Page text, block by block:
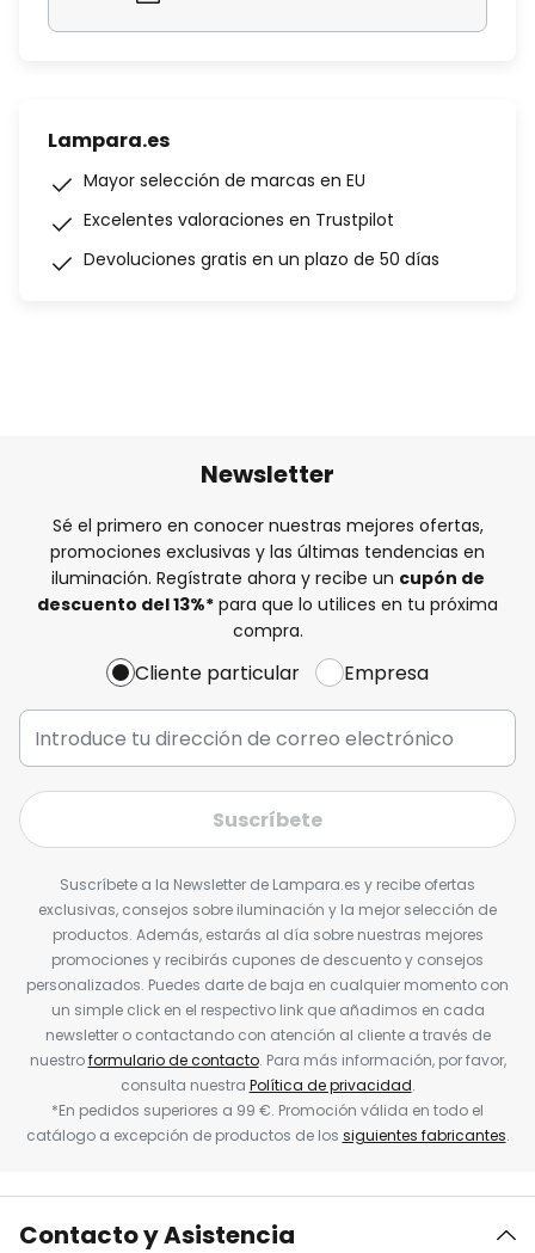
Lampara.es
Mayor selección de marcas en EU
Excelentes valoraciones en Trustpilot
Devoluciones gratis en un plazo de 50 días
Newsletter
Sé el primero en conocer nuestras mejores ofertas,
promociones exclusivas y las últimas tendencias en
iluminación. Regístrate ahora y recibe un cupón de
descuento del13%* para que lo utilices en tu próxima
compra.
Cliente particular Empresa
Suscríbete
Suscríbete a la Newsletter de Lampara.es y recibe ofertas
exclusivas, consejos sobre iluminación y la mejor selección de
productos. Además, estarás al día sobre nuestras mejores
promociones y recibirás cupones de descuento y consejos
personalizados. Puedes darte de baja en cualquier momento con
un simple click en el respectivo link que añadimos en cada
newsletter o contactando con atención al cliente a través de
nuestroformulario de contacto. Para más información, por favor,
consulta nuestra Política de privacidad.
*En pedidos superiores a 99 €. Promoción válida en todo el
catálogo a excepción de productos de los siguientes fabricantes.
Contacto y Asistencia